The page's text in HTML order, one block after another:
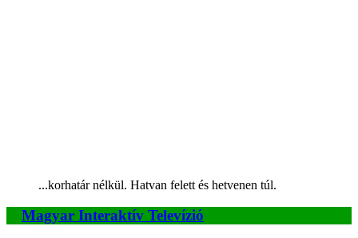
...korhatár nélkül. Hatvan felett és hetvenen túl.
Magyar Interaktív Televízió